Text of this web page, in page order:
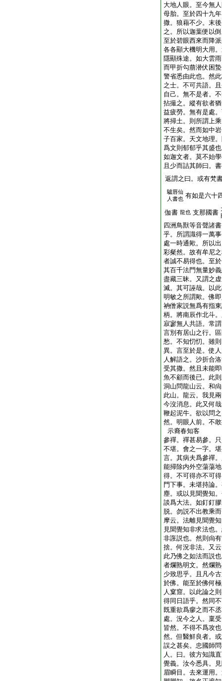
大地人眼。至今無
母胎。至於四十九
撒。狼藉不少。末
之。所以迦葉便以
至於碧眼西來而降
各各顯大機明大用
隱顯殊途。如大雲
而甲折勾萠潜伏困
警省悉由此也。然
之士。不可共語。
自己。無不是者。
拈撮之。縱有欲者
益疲勞。無有是處
將掃土。則所謂上
不生矣。然而如中
子百家。天文地理
爲文則郁郁乎其盛
如迦文者。莫不始
且少而詰其師曰。
返謂之曰。或有梵
驢唇仙
人書也 有如是六十
伽書 龍也 支那國書
四洲鳥獸等音聲諸
乎。所謂識得一萬
處一時通歟。所以
彩粲然。故有牟尼
者誠不易得也。至
其百千法門無量妙
盡藏三昧。又謂之
滅。其可誣哉。以
明敏之所謂歟。佛
衲僧家説無爲有指
柄。將南辰作北斗
寂寥無人共語。常
言別有居山之行。
愁。不知忉忉。雖
異。言至於是。使
人解語之。沙折合
受其撒。然且未能
魚不顧而後已。此
洞山問龍山云。和
此山。龍云。我見
今沒消息。此又何
鞭起泥牛。欲以問
然。明眼人前。不
示裔春知客
參禪。禪甚易參。
不堪。會之一字。
言。其病夫爲參禪
能掃除内外空蕩蕩
得。不可得亦不可
門下事。未堪持論
塵。或以見聞覺知
談爲大法。如釘釘
脱。勿説不出教乘
摩云。法離見聞覺
見聞覺知非求法也
非誑説也。然則尙
捨。何況非法。又
此乃佛之如法而説
者爛熟明文。然爛
少致思乎。且凡今
於佛。能至於佛何
人窠窟。以此論之
得同日語乎。然同
既重欲爲瘳之而不
處。況今之人。稟
皆然。不得不爲攻
然。但醫鮮良者。
誤之甚矣。忠國師
人。曰。彼方知識
覺義。汝今悉具。
眉瞬目。去來運用